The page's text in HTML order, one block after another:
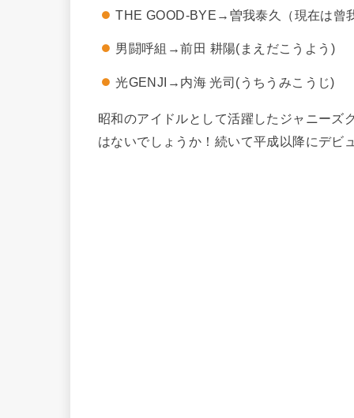
THE GOOD-BYE→曽我泰久（現在は曾
男闘呼組→前田 耕陽(まえだこうよう)
光GENJI→内海 光司(うちうみこうじ)
昭和のアイドルとして活躍したジャニーズ
はないでしょうか！続いて平成以降にデビ